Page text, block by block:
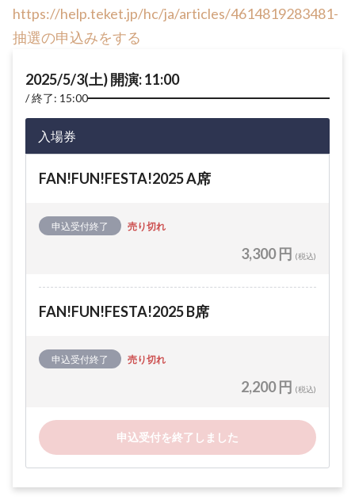
https://help.teket.jp/hc/ja/articles/4614819283481-
抽選の申込みをする
2025/5/3(土) 開演: 11:00
終了: 15:00
入場券
FAN!FUN!FESTA!2025 A席
申込受付終了 売り切れ
3,300 円 (税込)
FAN!FUN!FESTA!2025 B席
申込受付終了 売り切れ
2,200 円 (税込)
申込受付を終了しました